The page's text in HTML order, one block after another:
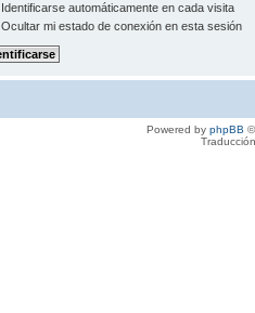
Identificarse automáticamente en cada visita
Ocultar mi estado de conexión en esta sesión
Powered by phpBB